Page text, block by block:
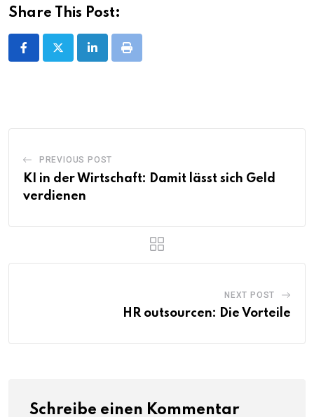
Share This Post:
LinkedInPrint
PREVIOUS POST
KI in der Wirtschaft: Damit lässt sich Geld
verdienen
NEXT POST
HR outsourcen: Die Vorteile
Schreibe einen Kommentar